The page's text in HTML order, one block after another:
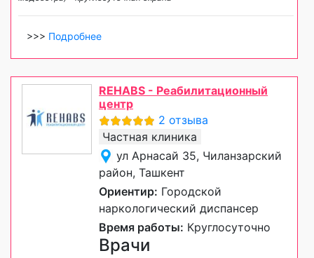
>>> Подробнее
REHABS - Реабилитационный
центр
2 отзыва
Частная клиника
ул Арнасай 35, Чиланзарский
район, Ташкент
Ориентир: Городской
наркологический диспансер
Время работы: Круглосуточно
Врачи